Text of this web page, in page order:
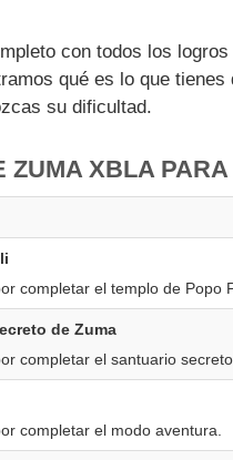
con todos los
qué es lo que
su dificultad.
ZUMA XBLA
completar el templo de Popo
de Zuma
completar el santuario
completar el modo aventura.